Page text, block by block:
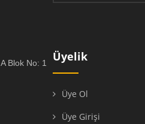
Blok No: 1
Üyelik
Üye Ol
Üye Girişi